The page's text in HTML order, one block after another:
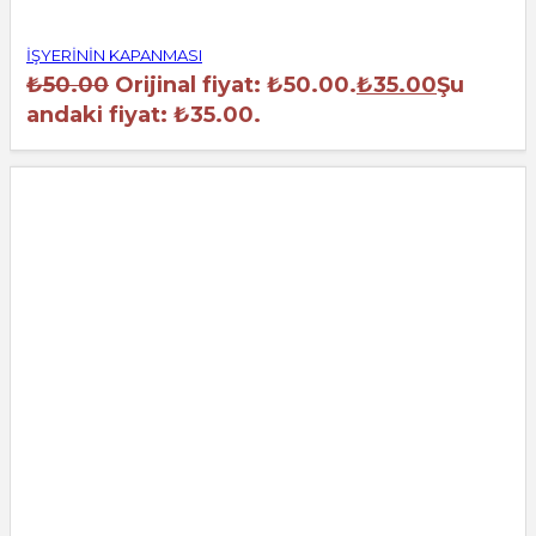
İŞYERİNİN KAPANMASI
₺50.00 Orijinal fiyat: ₺50.00.₺35.00Şu
andaki fiyat: ₺35.00.